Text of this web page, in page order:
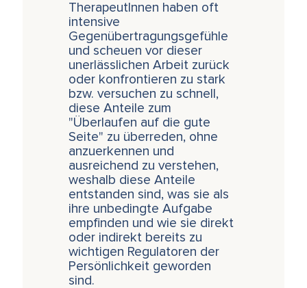
TherapeutInnen haben oft
intensive
Gegenübertragungsgefühle
und scheuen vor dieser
unerlässlichen Arbeit zurück
oder konfrontieren zu stark
bzw. versuchen zu schnell,
diese Anteile zum
"Überlaufen auf die gute
Seite" zu überreden, ohne
anzuerkennen und
ausreichend zu verstehen,
weshalb diese Anteile
entstanden sind, was sie als
ihre unbedingte Aufgabe
empfinden und wie sie direkt
oder indirekt bereits zu
wichtigen Regulatoren der
Persönlichkeit geworden
sind.